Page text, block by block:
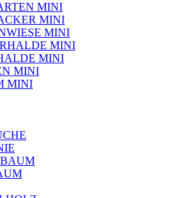
MINI
MINI
MINI
MINI
MINI
MINI
MINI